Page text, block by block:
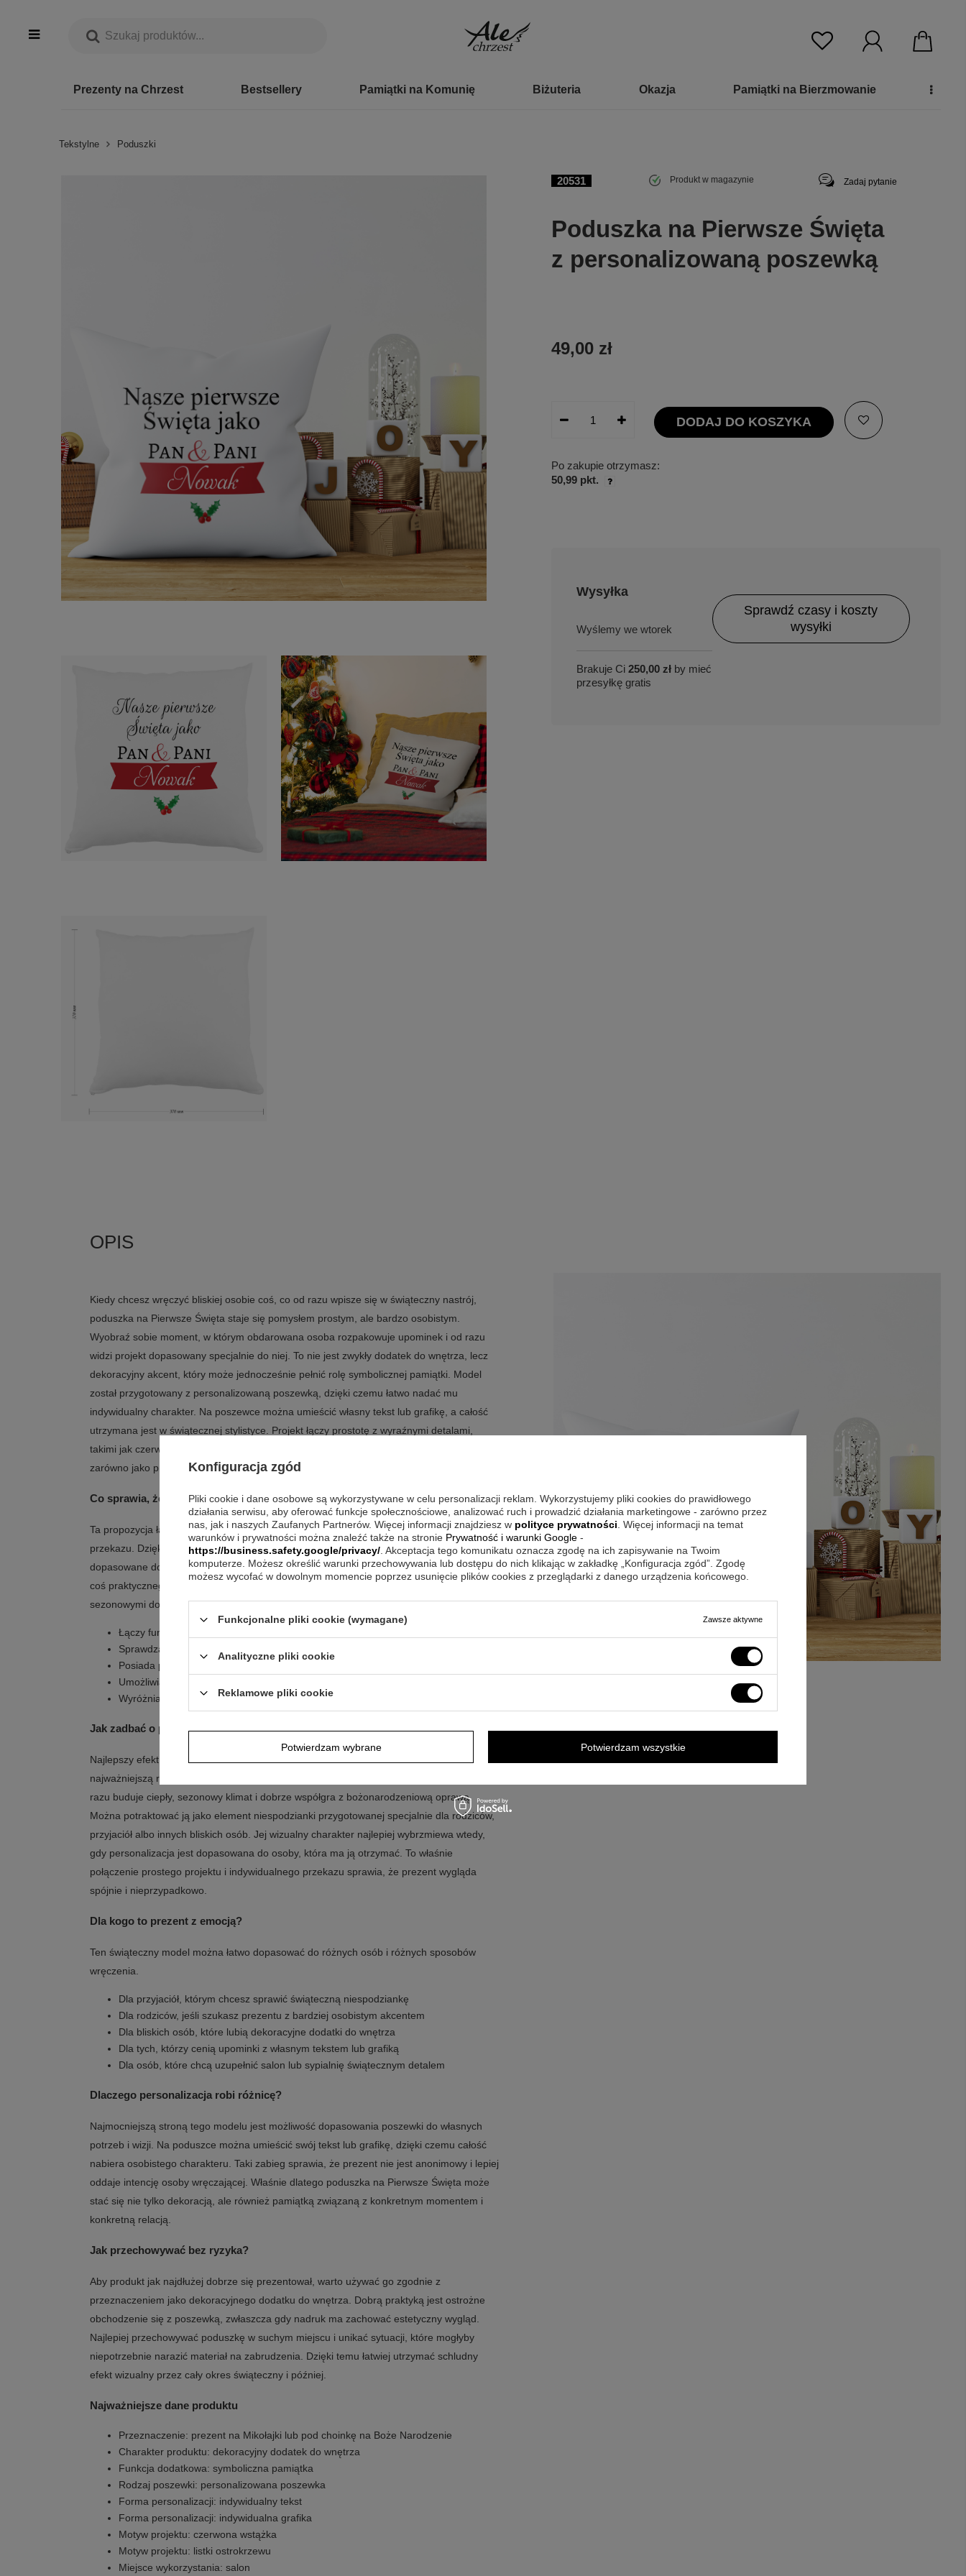
Prezenty na Chrzest Bestsellery Pamiątki na Komunię Biżuteria Okazja Pamiątki na Bierzmowanie
Tekstylne Poduszki
20531 Produkt w magazynie Zadaj pytanie
Poduszka na Pierwsze Święta
z personalizowaną poszewką
49,00 zł
DODAJ DO KOSZYKA
Po zakupie otrzymasz:
50,99 pkt.
Wysyłka
we wtorek
Brakuje Ci 250,00 zł by mieć
przesyłkę gratis
Sprawdź czasy i koszty
wysyłki
Kiedy chcesz wręczyć bliskiej osobie coś, co od razu wpisze się w świąteczny nastrój,
poduszka na Pierwsze Święta staje się pomysłem prostym, ale bardzo osobistym.
Wyobraź sobie moment, w którym obdarowana osoba rozpakowuje upominek i od razu
widzi projekt dopasowany specjalnie do niej. To nie jest zwykły dodatek do wnętrza, lecz
dekoracyjny akcent, który może jednocześnie pełnić rolę symbolicznej pamiątki. Model
został przygotowany z personalizowaną poszewką, dzięki czemu łatwo nadać mu
indywidualny charakter. Na poszewce można umieścić własny tekst lub grafikę, a całość
utrzymana jest w świątecznej stylistyce. Projekt łączy prostotę z wyraźnymi detalami,
takimi jak czerwona wstążka i listki ostrokrzewu. Taki upominek dobrze odnajduje się
zarówno jako prezent na Mikołajki, jak i pod choinkę na Boże Narodzenie.
Co sprawia, że to trafiony wybór?
Ta propozycja łączy funkcję dekoracyjną z możliwością stworzenia bardziej osobistego
przekazu. Dzięki temu produkt nie kończy się na samym wyglądzie, ale zyskuje znaczenie
dopasowane do konkretnej osoby i okazji. To rozwiązanie dla tych, którzy chcą podarować
coś praktycznego, a jednocześnie spójnego z klimatem świąt. Prosty projekt z
sezonowymi dodatkami sprawia, że całość prezentuje się estetycznie i czytelnie.
Łączy funkcję dekoracyjnego dodatku z rolą symbolicznej pamiątki
Sprawdza się jako prezent na Mikołajki lub pod choinkę na Boże Narodzenie
Posiada personalizowaną poszewkę dopasowywaną do własnej wizji
Umożliwia umieszczenie indywidualnego tekstu lub grafiki
Wyróżnia się świątecznym projektem z czerwoną wstążką i listkami ostrokrzewu
Jak zadbać o pierwszy efekt po rozpakowaniu?
Najlepszy efekt daje wręczenie jej jako gotowego, przemyślanego upominku, w którym
najważniejszą rolę gra osobisty nadruk. Dzięki świątecznemu projektowi poduszka od
razu buduje ciepły, sezonowy klimat i dobrze współgra z bożonarodzeniową oprawą.
Można potraktować ją jako element niespodzianki przygotowanej specjalnie dla rodziców,
przyjaciół albo innych bliskich osób. Jej wizualny charakter najlepiej wybrzmiewa wtedy,
gdy personalizacja jest dopasowana do osoby, która ma ją otrzymać. To właśnie
połączenie prostego projektu i indywidualnego przekazu sprawia, że prezent wygląda
spójnie i nieprzypadkowo.
Dla kogo to prezent z emocją?
Ten świąteczny model można łatwo dopasować do różnych osób i różnych sposobów
wręczenia.
Dla przyjaciół, którym chcesz sprawić świąteczną niespodziankę
Dla rodziców, jeśli szukasz prezentu z bardziej osobistym akcentem
Dla bliskich osób, które lubią dekoracyjne dodatki do wnętrza
Dla tych, którzy cenią upominki z własnym tekstem lub grafiką
Dla osób, które chcą uzupełnić salon lub sypialnię świątecznym detalem
Dlaczego personalizacja robi różnicę?
Najmocniejszą stroną tego modelu jest możliwość dopasowania poszewki do własnych
potrzeb i wizji. Na poduszce można umieścić swój tekst lub grafikę, dzięki czemu całość
nabiera osobistego charakteru. Taki zabieg sprawia, że prezent nie jest anonimowy i lepiej
oddaje intencję osoby wręczającej. Właśnie dlatego poduszka na Pierwsze Święta może
stać się nie tylko dekoracją, ale również pamiątką związaną z konkretnym momentem i
konkretną relacją.
Jak przechowywać bez ryzyka?
Aby produkt jak najdłużej dobrze się prezentował, warto używać go zgodnie z
przeznaczeniem jako dekoracyjnego dodatku do wnętrza. Dobrą praktyką jest ostrożne
obchodzenie się z poszewką, zwłaszcza gdy nadruk ma zachować estetyczny wygląd.
Najlepiej przechowywać poduszkę w suchym miejscu i unikać sytuacji, które mogłyby
niepotrzebnie narazić materiał na zabrudzenia. Dzięki temu łatwiej utrzymać schludny
efekt wizualny przez cały okres świąteczny i później.
Najważniejsze dane produktu
Przeznaczenie: prezent na Mikołajki lub pod choinkę na Boże Narodzenie
Charakter produktu: dekoracyjny dodatek do wnętrza
Funkcja dodatkowa: symboliczna pamiątka
Rodzaj poszewki: personalizowana poszewka
Forma personalizacji: indywidualny tekst
Forma personalizacji: indywidualna grafika
Motyw projektu: czerwona wstążka
Motyw projektu: listki ostrokrzewu
Miejsce wykorzystania: salon
Konfiguracja zgód
Pliki cookie i dane osobowe są wykorzystywane w celu personalizacji reklam. Wykorzystujemy pliki cookies do prawidłowego
działania serwisu, aby oferować funkcje społecznościowe, analizować ruch i prowadzić działania marketingowe - zarówno przez
nas, jak i naszych Zaufanych Partnerów. Więcej informacji znajdziesz w polityce prywatności . Więcej informacji na temat
warunków i prywatności można znaleźć także na stronie Prywatność i warunki Google -
https://business.safety.google/privacy/ . Akceptacja tego komunikatu oznacza zgodę na ich zapisywanie na Twoim
komputerze. Możesz określić warunki przechowywania lub dostępu do nich klikając w zakładkę „Konfiguracja zgód”. Zgodę
możesz wycofać w dowolnym momencie poprzez usunięcie plików cookies z przeglądarki z danego urządzenia końcowego.
Funkcjonalne pliki cookie (wymagane) Zawsze aktywne
Analityczne pliki cookie
Reklamowe pliki cookie
Potwierdzam wybrane Potwierdzam wszystkie